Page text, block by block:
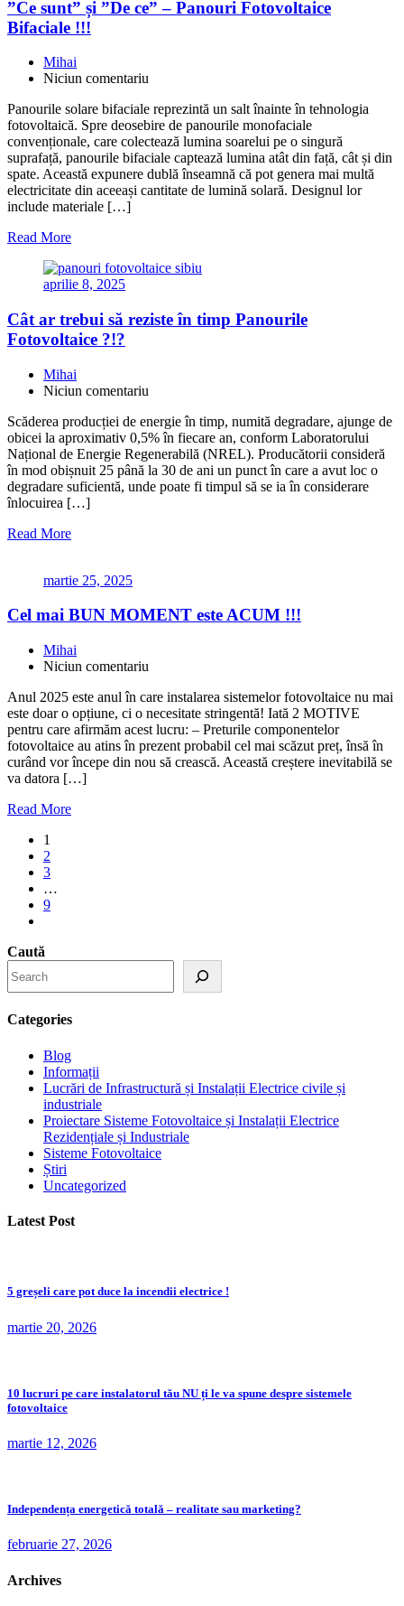
”Ce sunt” și ”De ce” – Panouri Fotovoltaice
Bifaciale !!!
Mihai
Niciun comentariu
Panourile solare bifaciale reprezintă un salt înainte în tehnologia
fotovoltaică. Spre deosebire de panourile monofaciale
convenționale, care colectează lumina soarelui pe o singură
suprafață, panourile bifaciale captează lumina atât din față, cât și din
spate. Această expunere dublă înseamnă că pot genera mai multă
electricitate din aceeași cantitate de lumină solară. Designul lor
include materiale […]
Read More
aprilie 8, 2025
Cât ar trebui să reziste în timp Panourile
Fotovoltaice ?!?
Mihai
Niciun comentariu
Scăderea producției de energie în timp, numită degradare, ajunge de
obicei la aproximativ 0,5% în fiecare an, conform Laboratorului
Național de Energie Regenerabilă (NREL). Producătorii consideră
în mod obișnuit 25 până la 30 de ani un punct în care a avut loc o
degradare suficientă, unde poate fi timpul să se ia în considerare
înlocuirea […]
Read More
martie 25, 2025
Cel mai BUN MOMENT este ACUM !!!
Mihai
Niciun comentariu
Anul 2025 este anul în care instalarea sistemelor fotovoltaice nu mai
este doar o opțiune, ci o necesitate stringentă! Iată 2 MOTIVE
pentru care afirmăm acest lucru: – Preturile componentelor
fotovoltaice au atins în prezent probabil cel mai scăzut preț, însă în
curând vor începe din nou să crească. Această creștere inevitabilă se
va datora […]
Read More
1
2
3
…
9
Caută
Categories
Blog
Informații
Lucrări de Infrastructură și Instalații Electrice civile și
industriale
Proiectare Sisteme Fotovoltaice și Instalații Electrice
Rezidențiale și Industriale
Sisteme Fotovoltaice
Știri
Uncategorized
Latest Post
5 greșeli care pot duce la incendii electrice !
martie 20, 2026
10 lucruri pe care instalatorul tău NU ți le va spune despre sistemele
fotovoltaice
martie 12, 2026
Independența energetică totală – realitate sau marketing?
februarie 27, 2026
Archives